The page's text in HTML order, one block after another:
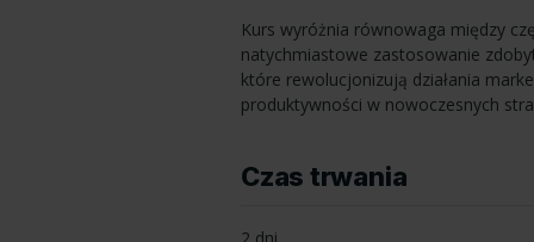
Kurs wyróżnia równowaga między
natychmiastowe zastosowanie
które rewolucjonizują działania
produktywności w nowoczesnych
Czas trwania
2 dni